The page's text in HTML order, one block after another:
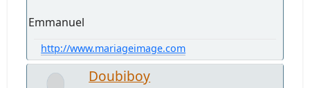
Emmanuel
http://www.mariageimage.com
Doubiboy